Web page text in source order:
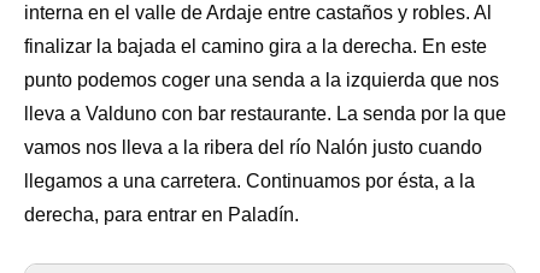
interna en el valle de Ardaje entre castaños y robles. Al
finalizar la bajada el camino gira a la derecha. En este
punto podemos coger una senda a la izquierda que nos
lleva a Valduno con bar restaurante. La senda por la que
vamos nos lleva a la ribera del río Nalón justo cuando
llegamos a una carretera. Continuamos por ésta, a la
derecha, para entrar en Paladín.